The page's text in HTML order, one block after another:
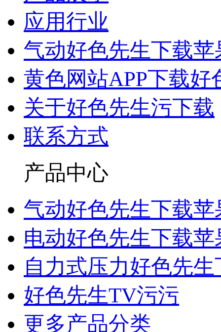
应用行业
气动好色先生下载
黄色网站APP下载好
关于好色先生污下载
联系方式
产品中心
气动好色先生下载
电动好色先生下载
自力式压力好色先
好色先生TV污污
更多产品分类